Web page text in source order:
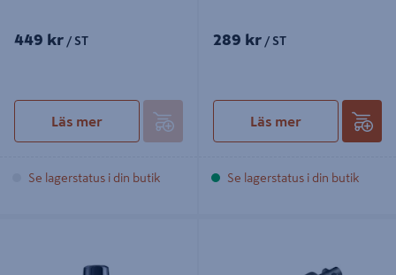
449 kr / ST
Läs mer
Se lagerstatus i din butik
289 kr / ST
Läs mer
Se lagerstatus i din butik